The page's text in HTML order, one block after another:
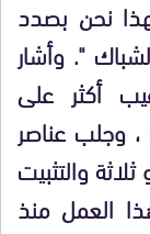
نحن بصدد
". وأشار
أكثر على
وجلب عناصر
والتثبيت
العمل منذ